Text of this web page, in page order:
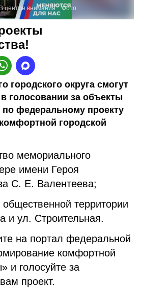
центре внимания Фото:
городского округа смогут
голосовании за объекты
по федеральному проекту
городской
мемориального
имени Героя
С. Е. Валентеева;
территории
и ул. Строительная.
на портал федеральной
комфортной
и голосуйте за
проект.